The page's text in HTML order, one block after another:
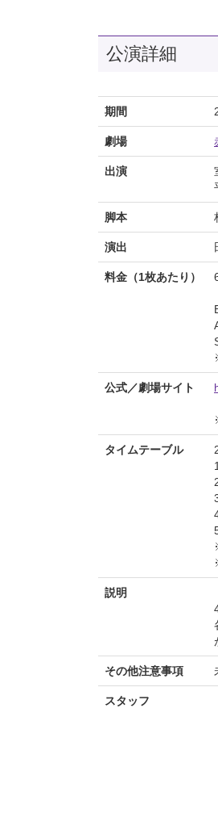
公演詳細
期間
劇場
出演
脚本
演出
料金（1枚あたり）
公式／劇場サイト
タイムテーブル
説明
その他注意事項
スタッフ